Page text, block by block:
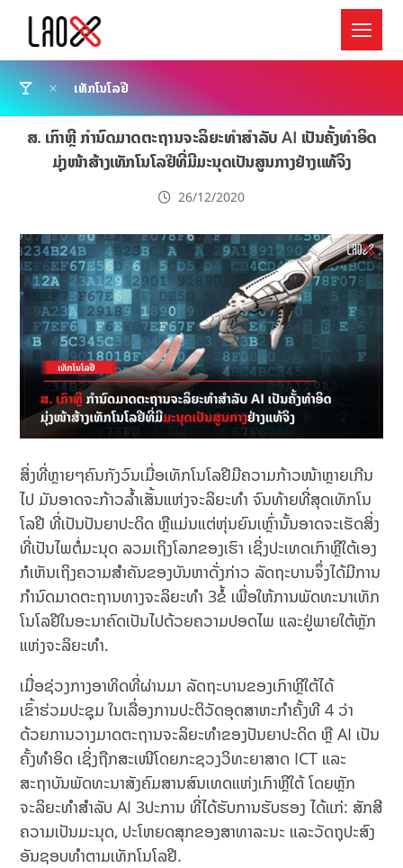
ເທັກໂນໂລຢີ
ສ. ເກົາຫຼີ ກຳນົດມາດຕະຖານຈະລິຍະທຳສຳລັບ AI ເປັນຄັ້ງທຳອິດ
ມຸ່ງໜ້າສ້າງເທັກໂນໂລຢີທີ່ມີມະນຸດເປັນສູນກາງຢ່າງແທ້ຈິງ
26/12/2020
ສິ່ງທີ່ຫຼາຍໆຄົນກັງວົນເມື່ອເທັກໂນໂລຢີມີຄວາມກ້າວໜ້າຫຼາຍເກີນ
ໄປ ມັນອາດຈະກ້າວລ້ຳເສັ້ນແຫ່ງຈະລິຍະທຳ ຈົນທ້າຍທີ່ສຸດເທັກໂນ
ໂລຢີ ທີ່ເປັນປັນຍາປະດິດ ຫຼືແມ່ນແຕ່ຫຸ່ນຍົນເຫຼົ່ານັ້ນອາດຈະເຮັດສິ່ງ
ທີ່ເປັນໄພຕໍ່ມະນຸດ ລວມເຖິງໂລກຂອງເຮົາ ເຊິ່ງປະເທດເກົາຫຼີໃຕ້ເອງ
ກໍເຫັນເຖິງຄວາມສຳຄັນຂອງບັນຫາດັ່ງກ່າວ ລັດຖະບານຈຶ່ງໄດ້ມີການ
ກຳນົດມາດຕະຖານທາງຈະລິຍະທຳ 3ຂໍ້ ເພື່ອໃຫ້ການພັດທະນາເທັກ
ໂນໂລຢີໃນອະນາຄົດເປັນໄປດ້ວຍຄວາມປອດໄພ ແລະຢູ່ພາຍໃຕ້ຫຼັກ
ແຫ່ງຈະລິຍະທຳ.
ເມື່ອຊ່ວງກາງອາທິດທີ່ຜ່ານມາ ລັດຖະບານຂອງເກົາຫຼີໃຕ້ໄດ້
ເຂົ້າຮ່ວມປະຊຸມ ໃນເລື່ອງການປະຕິວັດອຸດສາຫະກຳຄັ້ງທີ 4 ວ່າ
ດ້ວຍການວາງມາດຕະຖານຈະລິຍະທຳຂອງປັນຍາປະດິດ ຫຼື AI ເປັນ
ຄັ້ງທຳອິດ ເຊິ່ງຖືກສະເໜີໂດຍກະຊວງວິທະຍາສາດ ICT ແລະ
ສະຖາບັນພັດທະນາສັງຄົມສານສົນເທດແຫ່ງເກົາຫຼີໃຕ້ ໂດຍຫຼັກ
ຈະລິຍະທຳສຳລັບ AI 3ປະການ ທີ່ໄດ້ຮັບການຮັບຮອງ ໄດ້ແກ່: ສັກສີ
ຄວາມເປັນມະນຸດ, ປະໂຫຍດສຸກຂອງສາທາລະນະ ແລະວັດຖຸປະສົງ
ອັນຊອບທຳຕາມເທັກໂນໂລຢີ.